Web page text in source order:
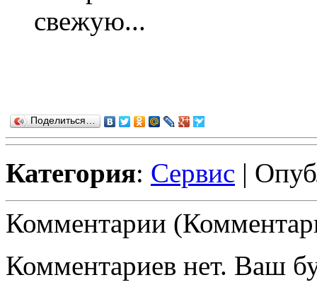
свежую...
Поделиться…
Категория: Сервис |
Комментарии
Комментариев нет. Ваш